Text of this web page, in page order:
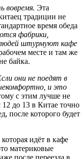
вовремя. Эта
традиции не
время обеда
фабрики,
штурмуют кафе
месте и там же
байка.
они не поедят в
и это
с этим лучше не
12 до 13 в Китае точно
после которого будет
идёт в кафе
материковые
после переезда в